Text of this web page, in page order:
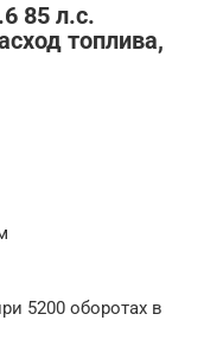
85 л.с.
топлива,
5200 оборотах в